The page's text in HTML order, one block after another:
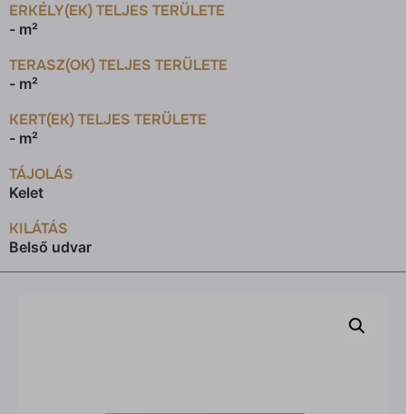
ERKÉLY(EK) TELJES TERÜLETE
- m²
TERASZ(OK) TELJES TERÜLETE
- m²
KERT(EK) TELJES TERÜLETE
- m²
TÁJOLÁS
Kelet
KILÁTÁS
Belső udvar